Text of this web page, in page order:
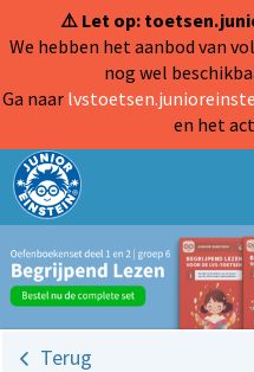
⚠️ Let op:
We hebben het aanbod van
nog wel
Ga naar
en het
Terug